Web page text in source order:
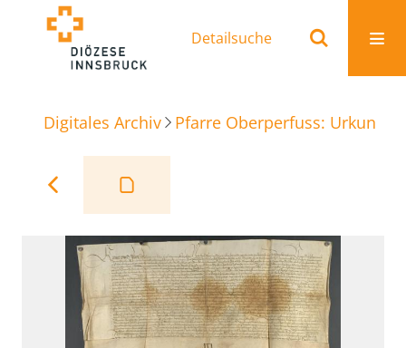
Detailsuche
Digitales Archiv Pfarre Oberperfuss: Urkunden